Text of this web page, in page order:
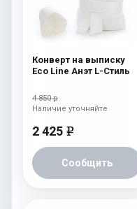
Конверт на выписку
Eco Line Анэт L-Стиль
4 850 р
2 425 e
Сообщить
Наличие уточняйте